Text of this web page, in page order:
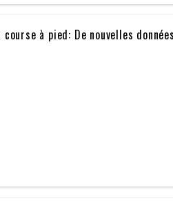
course à pied: De nouvelles